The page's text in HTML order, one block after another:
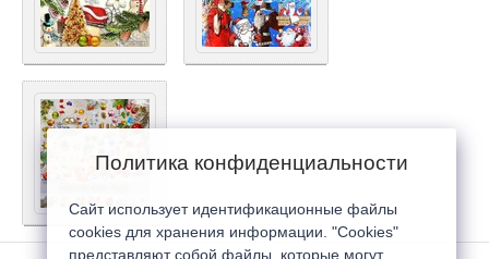
Политика конфиденциальности
Сайт использует идентификационные файлы
cookies для хранения информации. "Cookies"
представляют собой файлы, которые могут